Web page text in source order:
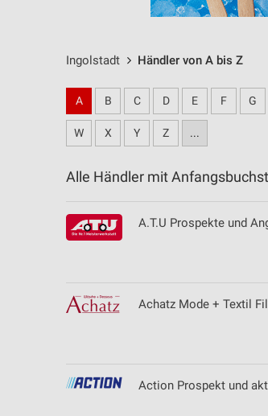
Ingolstadt Händler von A bis Z
A B C D E F G
W X Y Z ...
Alle Händler mit
A.T.U Prospekte und
Achatz Mode + Textil
Action Prospekt und